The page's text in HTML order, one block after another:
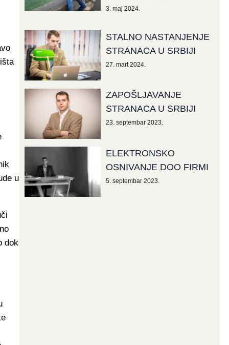
u
dok
3. maj 2024.
STALNO NASTANJENJE
STRANACA U SRBIJI
27. mart 2024.
ZAPOŠLJAVANJE
STRANACA U SRBIJI
23. septembar 2023.
ELEKTRONSKO
OSNIVANJE DOO FIRMI
5. septembar 2023.